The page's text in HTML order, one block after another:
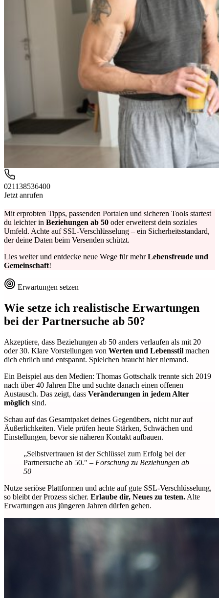
021138536400
Jetzt anrufen
Mit erprobten Tipps, passenden Portalen und sicheren Tools startest
du leichter in Beziehungen ab 50 oder erweiterst dein soziales
Umfeld. Achte auf SSL-Verschlüsselung – ein Sicherheitsstandard,
der deine Daten beim Versenden schützt.
Lies weiter und entdecke neue Wege für mehrLebensfreude und
Gemeinschaft!
Erwartungen setzen
Wie setze ich realistische Erwartungen
bei der Partnersuche ab 50?
Akzeptiere, dass Beziehungen ab 50 anders verlaufen als mit 20
oder 30. Klare Vorstellungen von Werten und Lebensstil machen
dich ehrlich und entspannt. Spielchen braucht hier niemand.
Ein Beispiel aus den Medien: Thomas Gottschalk trennte sich 2019
nach über 40 Jahren Ehe und suchte danach einen offenen
Austausch. Das zeigt, dass Veränderungen in jedem Alter
möglich sind.
Schau auf das Gesamtpaket deines Gegenübers, nicht nur auf
Äußerlichkeiten. Viele prüfen heute Stärken, Schwächen und
Einstellungen, bevor sie näheren Kontakt aufbauen.
„Selbstvertrauen ist der Schlüssel zum Erfolg bei der
Partnersuche ab 50." – Forschung zu Beziehungen ab
50
Nutze seriöse Plattformen und achte auf gute SSL-Verschlüsselung,
so bleibt der Prozess sicher. Erlaube dir, Neues zu testen. Alte
Erwartungen aus jüngeren Jahren dürfen gehen.